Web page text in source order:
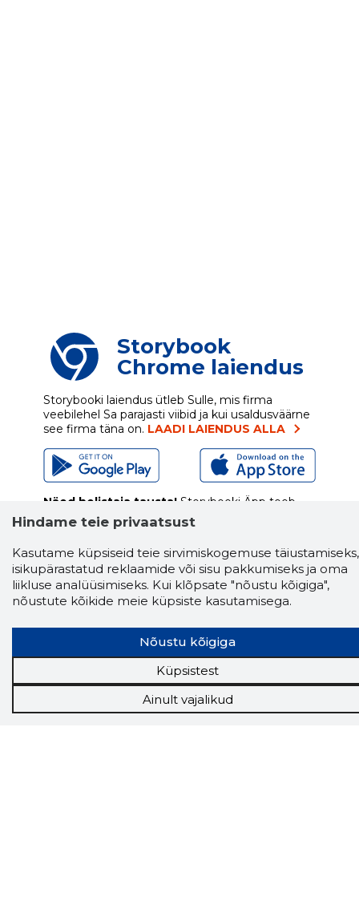
Storybook
Chrome laiendus
Storybooki laiendus ütleb Sulle, mis firma
veebilehel Sa parajasti viibid ja kui usaldusväärne
see firma täna on. LAADI LAIENDUS ALLA
Näed helistaja tausta! Storybooki Äpp toob
Sinuni OTSEKONTAKTID400 000 Eesti
ettevõtte ja isikute kohta (juhid, ametnikud).
Andmed on rikastatud maksevõime ja
finantsinfoga.
Tööriistad
Sooduspakkumised
Tööturg
Hindame teie privaatsust
Kasutame küpsiseid teie sirvimiskogemuse täiustamiseks,
isikupärastatud reklaamide või sisu pakkumiseks ja oma
liikluse analüüsimiseks. Kui klõpsate "nõustu kõigiga",
nõustute kõikide meie küpsiste kasutamisega.
Nõustu kõigiga
Küpsistest
Ainult vajalikud